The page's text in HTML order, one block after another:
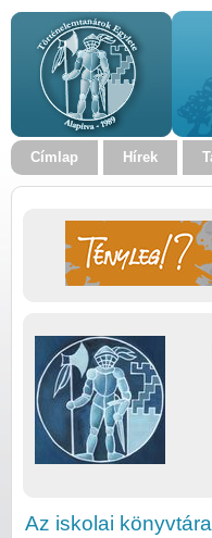
Címlap Hírek
Az iskolai